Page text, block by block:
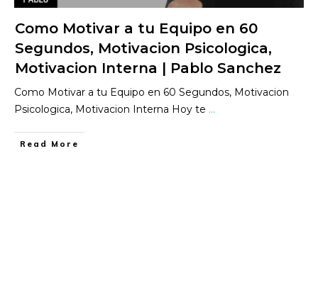
Como Motivar a tu Equipo en 60
Segundos, Motivacion Psicologica,
Motivacion Interna | Pablo Sanchez
Como Motivar a tu Equipo en 60 Segundos, Motivacion
Psicologica, Motivacion Interna Hoy te ...
​Read More